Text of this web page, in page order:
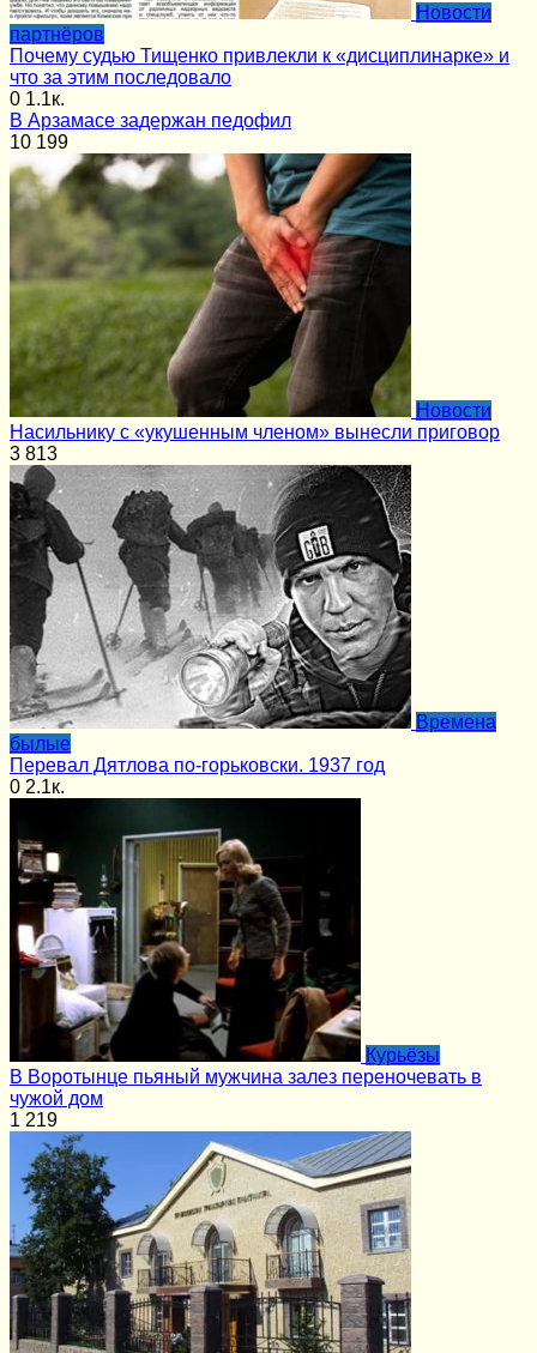
Новости
партнёров
Почему судью Тищенко привлекли к «дисциплинарке» и
что за этим последовало
0 1.1к.
В Арзамасе задержан педофил
10 199
Новости
Насильнику с «укушенным членом» вынесли приговор
3 813
Времена
былые
Перевал Дятлова по-горьковски. 1937 год
0 2.1к.
Курьёзы
В Воротынце пьяный мужчина залез переночевать в
чужой дом
1 219